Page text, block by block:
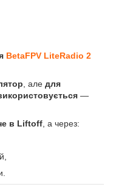
BetaFPV LiteRadio 2
, але для
—
в Liftoff , а через: